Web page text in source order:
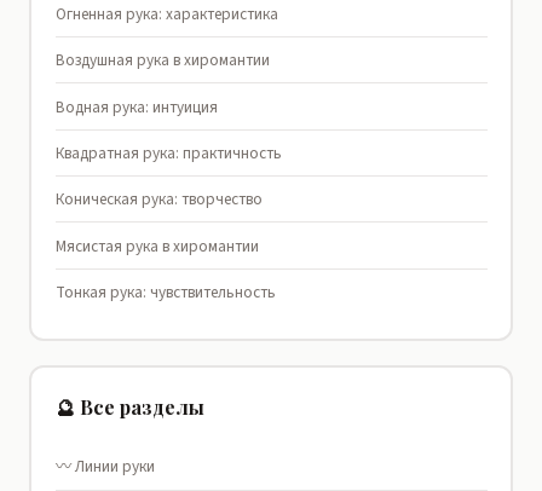
Огненная рука: характеристика
Воздушная рука в хиромантии
Водная рука: интуиция
Квадратная рука: практичность
Коническая рука: творчество
Мясистая рука в хиромантии
Тонкая рука: чувствительность
🔮 Все разделы
〰️ Линии руки